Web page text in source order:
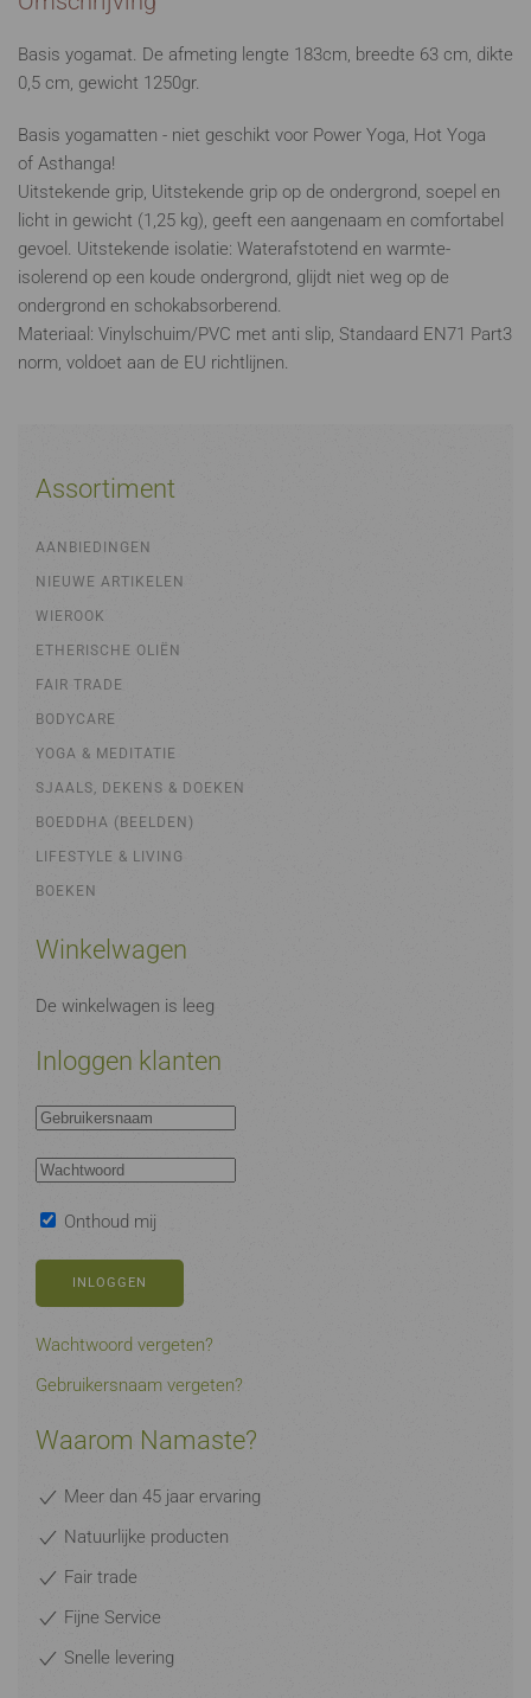
Basis yogamat. De afmeting lengte 183cm, breedte 63 cm, dikte
0,5 cm, gewicht 1250gr.
Basis yogamatten - niet geschikt voor Power Yoga, Hot Yoga
of Asthanga!
Uitstekende grip, Uitstekende grip op de ondergrond, soepel en
licht in gewicht (1,25 kg), geeft een aangenaam en comfortabel
gevoel. Uitstekende isolatie: Waterafstotend en warmte-
isolerend op een koude ondergrond, glijdt niet weg op de
ondergrond en schokabsorberend.
Materiaal: Vinylschuim/PVC met anti slip, Standaard EN71 Part3
norm, voldoet aan de EU richtlijnen.
Assortiment
AANBIEDINGEN
NIEUWE ARTIKELEN
WIEROOK
ETHERISCHE OLIËN
FAIR TRADE
BODYCARE
YOGA & MEDITATIE
SJAALS, DEKENS & DOEKEN
BOEDDHA (BEELDEN)
LIFESTYLE & LIVING
BOEKEN
Winkelwagen
De winkelwagen is leeg
Inloggen klanten
Onthoud mij
INLOGGEN
Wachtwoord vergeten?
Gebruikersnaam vergeten?
Waarom Namaste?
Meer dan 45 jaar ervaring
Natuurlijke producten
Fair trade
Fijne Service
Snelle levering